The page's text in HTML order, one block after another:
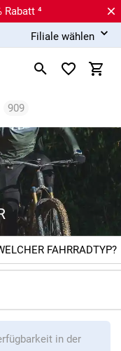
Rabatt ⁴
Filiale wählen
909
FAHRRADTYP?
ERSPARNIS IN %
in der